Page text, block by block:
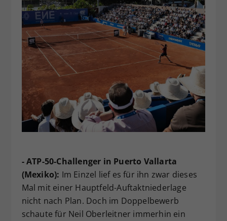
- ATP-50-Challenger in Puerto Vallarta
(Mexiko): Im Einzel lief es für ihn zwar dieses
Mal mit einer Hauptfeld-Auftaktniederlage
nicht nach Plan. Doch im Doppelbewerb
schaute für Neil Oberleitner immerhin ein